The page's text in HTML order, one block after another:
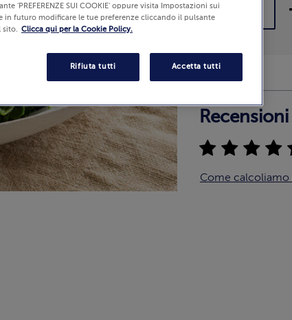
Recensioni
Come
'PREFERENZE SUI COOKIE' oppure visita Impostazioni sui
in futuro modificare le tue preferenze cliccando il pulsante
sito. Clicca qui per la Cookie Policy.
Rifiuta tutti Accetta tutti